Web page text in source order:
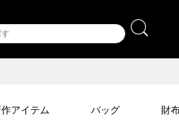
アイテム バッグ 財